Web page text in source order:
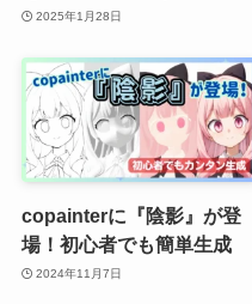
2025年1月28日
copainterに『陰影』が登
場！初心者でも簡単生成
2024年11月7日